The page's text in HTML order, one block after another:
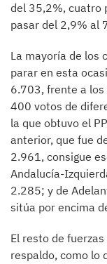
del 35,2%, cuatro
pasar del 2,9% al
La mayoría de los
parar en esta
6.703, frente a los
400 votos de
la que obtuvo el
anterior, que fue
2.961, consigue
Andalucía-
2.285; y de
sitúa por encima
El resto de
respaldo, como lo